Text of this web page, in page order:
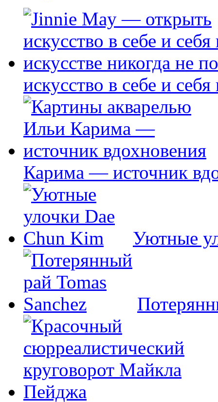
искусство в себе и
Карима — источник
Уютные